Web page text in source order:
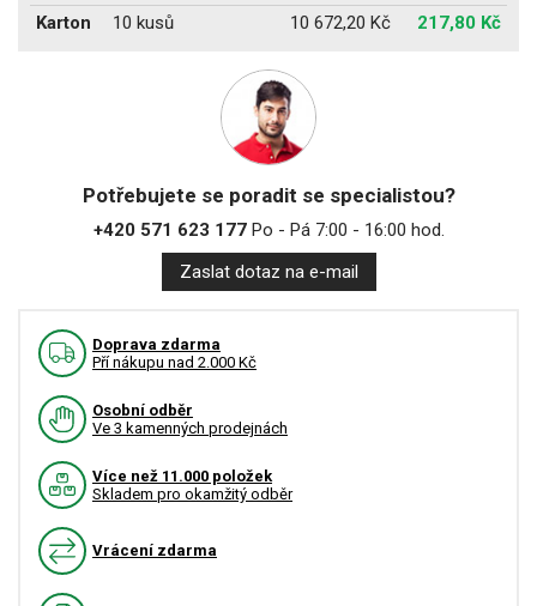
Karton
10 kusů 10 672,20 Kč 217,80 Kč
Potřebujete se poradit se specialistou?
+420 571 623 177Po - Pá 7:00 - 16:00 hod.
Zaslat dotaz na e-mail
Doprava zdarma
Pří nákupu nad 2.000 Kč
Osobní odběr
Ve 3 kamenných prodejnách
Více než 11.000 položek
Skladem pro okamžitý odběr
Vrácení zdarma